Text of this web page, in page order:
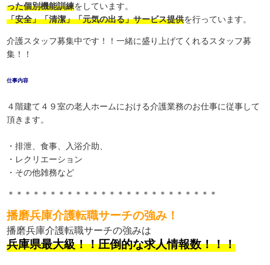
った個別機能訓練をしています。
「安全」「清潔」「元気の出る」サービス提供を行っています。
介護スタッフ募集中です！！一緒に盛り上げてくれるスタッフ募
集！！
仕事内容
４階建て４９室の老人ホームにおける介護業務のお仕事に従事して
頂きます。
・排泄、食事、入浴介助、
・レクリエーション
・その他雑務など
＊＊＊＊＊＊＊＊＊＊＊＊＊＊＊＊＊＊＊＊＊＊＊＊＊
播磨兵庫介護転職サーチの強み！
播磨兵庫介護転職サーチの強みは
兵庫県最大級！！圧倒的な求人情報数！！！